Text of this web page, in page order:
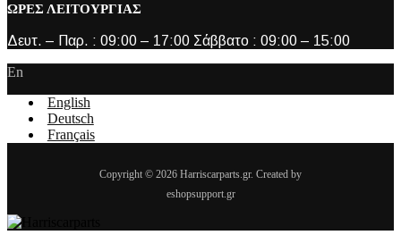
ΩΡΕΣ ΛΕΙΤΟΥΡΓΙΑΣ
Δευτ. – Παρ. : 09:00 – 17:00 Σάββατο : 09:00 – 15:00
En
English
Deutsch
Français
Copyright © 2026 Harriscarparts.gr. Created by
eshopsupport.gr